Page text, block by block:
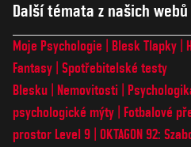
Další témata z našich webů
Moje Psychologie Blesk Tlapky
Fantasy Spotřebitelské testy
Blesku
Nemovitosti
psychologické mýty
Fotbalové
prostor Level 9 OKTAGON 92: